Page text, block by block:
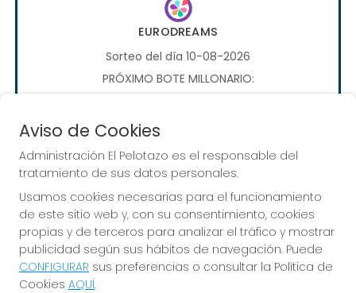
EURODREAMS
Sorteo del día 10-08-2026
PRÓXIMO BOTE MILLONARIO:
JUGAR EURODREAMS
Imagen anterior
Aviso de Cookies
Administración El Pelotazo es el responsable del
tratamiento de sus datos personales.
Usamos cookies necesarias para el funcionamiento
de este sitio web y, con su consentimiento, cookies
propias y de terceros para analizar el tráfico y mostrar
publicidad según sus hábitos de navegación. Puede
CONFIGURAR sus preferencias o consultar la Política de
Cookies AQUÍ.